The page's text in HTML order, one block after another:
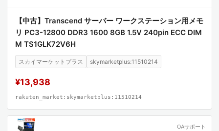
【中古】Transcend サーバー ワークステーション用メモ
リ PC3-12800 DDR3 1600 8GB 1.5V 240pin ECC DIM
M TS1GLK72V6H
スカイマーケットプラス skymarketplus:11510214
¥13,938
rakuten_market:skymarketplus:11510214
OAサポート